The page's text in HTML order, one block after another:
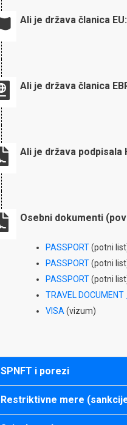
Ali je država članica EU:
Ali je država članica
Ali je država podpisala
Osebni dokumenti
PASSPORT(potni
PASSPORT(potni
PASSPORT(potni
TRAVEL DOCUMENT
VISA (vizum)
SPNFT i porezi
Restriktivne mere